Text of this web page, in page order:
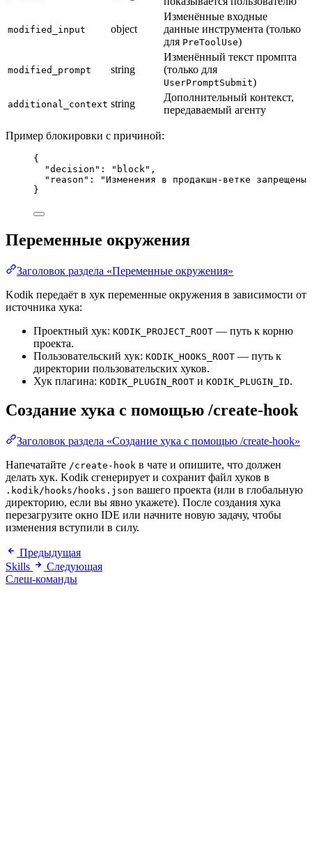
modified_input object
Изменённые входные
данные инструмента (только
для PreToolUse)
modified_prompt string
Изменённый текст промпта
(только для
UserPromptSubmit)
additional_context string
Дополнительный контекст,
передаваемый агенту
Пример блокировки с причиной:
{
"decision" : " block " ,
"reason" : "Изменения в продакшн-ветке
}
Переменные окружения
Заголовок раздела «Переменные окружения»
Kodik передаёт в хук переменные окружения в зависимости от
источника хука:
Проектный хук: KODIK_PROJECT_ROOT — путь к корню
проекта.
Пользовательский хук: KODIK_HOOKS_ROOT — путь к
директории пользовательских хуков.
Хук плагина: KODIK_PLUGIN_ROOT и KODIK_PLUGIN_ID.
Создание хука с помощью /create-hook
Заголовок раздела «Создание хука с помощью /create-hook»
Напечатайте /create-hook в чате и опишите, что должен
делать хук. Kodik сгенерирует и сохранит файл хуков в
.kodik/hooks/hooks.json вашего проекта (или в глобальную
директорию, если вы явно укажете). После создания хука
перезагрузите окно IDE или начните новую задачу, чтобы
изменения вступили в силу.
Предыдущая
Skills
Следующая
Слеш-команды